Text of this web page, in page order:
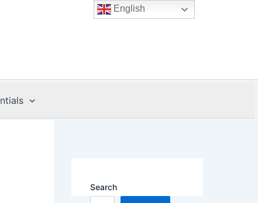
Search
English